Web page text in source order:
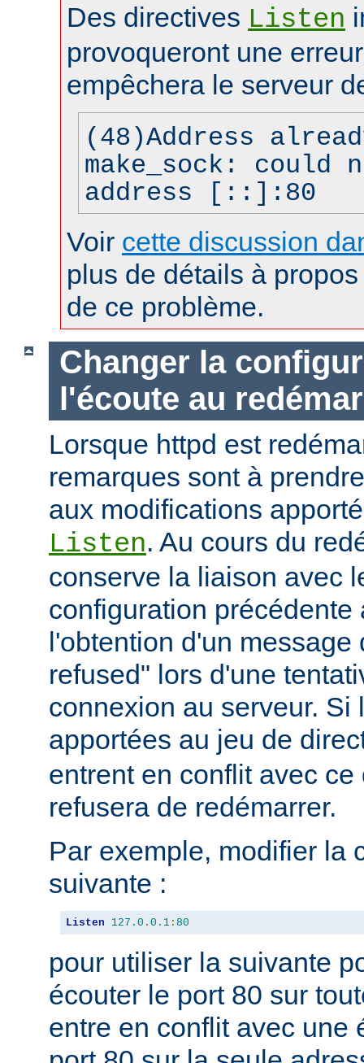
Des directives Listen
provoqueront une
empêchera le serveur
(48)Address
make_sock: could
address [::]:80
Voir cette discussion
plus de détails à
de ce problème.
Changer la
l'écoute au
Lorsque httpd est
remarques sont à
aux modifications
Listen. Au cours du
conserve la liaison avec
configuration précédente
l'obtention d'un
refused" lors d'une
connexion au serveur. Si
apportées au jeu de
entrent en conflit avec
refusera de redémarrer.
Par exemple, modifier la
suivante :
Listen 127.0 . 0.1 : 80
pour utiliser la suivante
écouter le port 80 sur
entre en conflit avec une